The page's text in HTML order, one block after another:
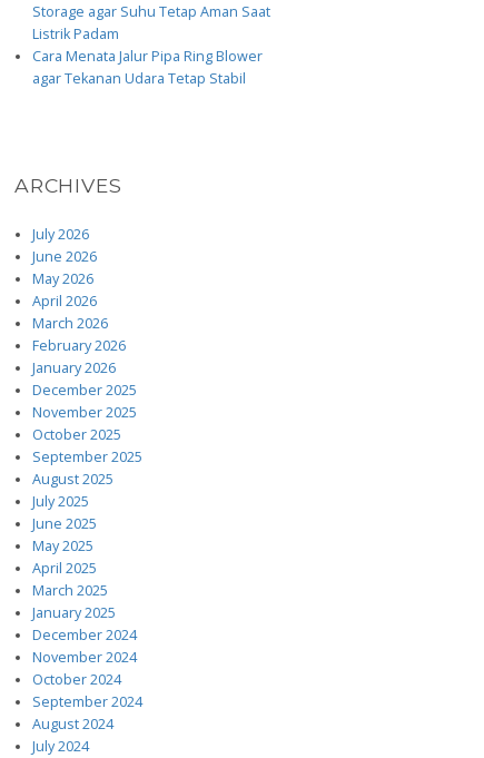
Storage agar Suhu Tetap Aman Saat
Listrik Padam
Cara Menata Jalur Pipa Ring Blower
agar Tekanan Udara Tetap Stabil
ARCHIVES
July 2026
June 2026
May 2026
April 2026
March 2026
February 2026
January 2026
December 2025
November 2025
October 2025
September 2025
August 2025
July 2025
June 2025
May 2025
April 2025
March 2025
January 2025
December 2024
November 2024
October 2024
September 2024
August 2024
July 2024